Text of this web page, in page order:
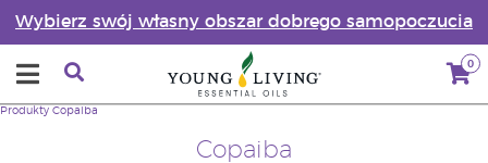
Wybierz swój własny obszar dobrego samopoczucia
0
Copaiba
Produkty Copaiba